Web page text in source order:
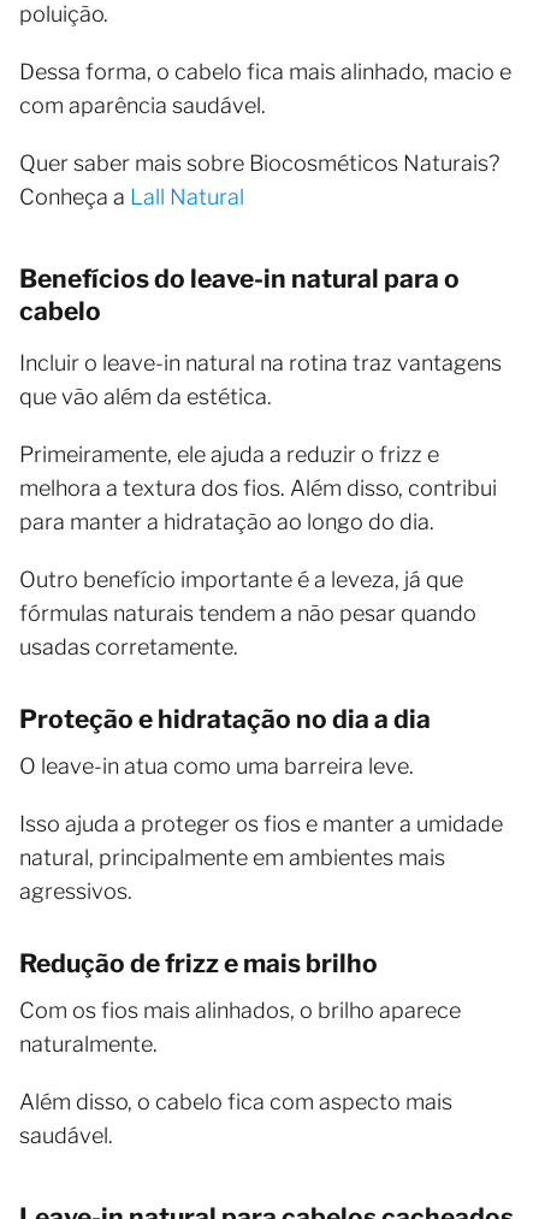
poluição.
Dessa forma, o cabelo fica mais alinhado, macio e
com aparência saudável.
Quer saber mais sobre Biocosméticos Naturais?
Conheça a Lall Natural
Benefícios do leave-in natural para o
cabelo
Incluir o leave-in natural na rotina traz vantagens
que vão além da estética.
Primeiramente, ele ajuda a reduzir o frizz e
melhora a textura dos fios. Além disso, contribui
para manter a hidratação ao longo do dia.
Outro benefício importante é a leveza, já que
fórmulas naturais tendem a não pesar quando
usadas corretamente.
Proteção e hidratação no dia a dia
O leave-in atua como uma barreira leve.
Isso ajuda a proteger os fios e manter a umidade
natural, principalmente em ambientes mais
agressivos.
Redução de frizz e mais brilho
Com os fios mais alinhados, o brilho aparece
naturalmente.
Além disso, o cabelo fica com aspecto mais
saudável.